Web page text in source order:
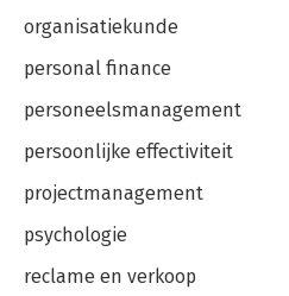
organisatiekunde
personal finance
personeelsmanagement
persoonlijke effectiviteit
projectmanagement
psychologie
reclame en verkoop